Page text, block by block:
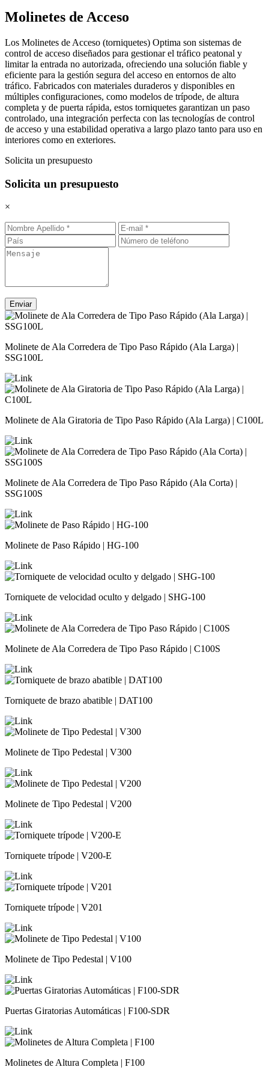
Molinetes de Acceso
Los Molinetes de Acceso (torniquetes) Optima son sistemas de
control de acceso diseñados para gestionar el tráfico peatonal y
limitar la entrada no autorizada, ofreciendo una solución fiable y
eficiente para la gestión segura del acceso en entornos de alto
tráfico. Fabricados con materiales duraderos y disponibles en
múltiples configuraciones, como modelos de trípode, de altura
completa y de puerta rápida, estos torniquetes garantizan un paso
controlado, una integración perfecta con las tecnologías de control
de acceso y una estabilidad operativa a largo plazo tanto para uso en
interiores como en exteriores.
Solicita un presupuesto
Solicita un presupuesto
×
Enviar
Molinete de Ala Corredera de Tipo Paso Rápido (Ala Larga) |
SSG100L
Molinete de Ala Giratoria de Tipo Paso Rápido (Ala Larga) | C100L
Molinete de Ala Corredera de Tipo Paso Rápido (Ala Corta) |
SSG100S
Molinete de Paso Rápido | HG-100
Torniquete de velocidad oculto y delgado | SHG-100
Molinete de Ala Corredera de Tipo Paso Rápido | C100S
Torniquete de brazo abatible | DAT100
Molinete de Tipo Pedestal | V300
Molinete de Tipo Pedestal | V200
Torniquete trípode | V200-E
Torniquete trípode | V201
Molinete de Tipo Pedestal | V100
Puertas Giratorias Automáticas | F100-SDR
Molinetes de Altura Completa | F100